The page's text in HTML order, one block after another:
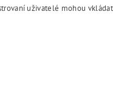
uživatelé mohou